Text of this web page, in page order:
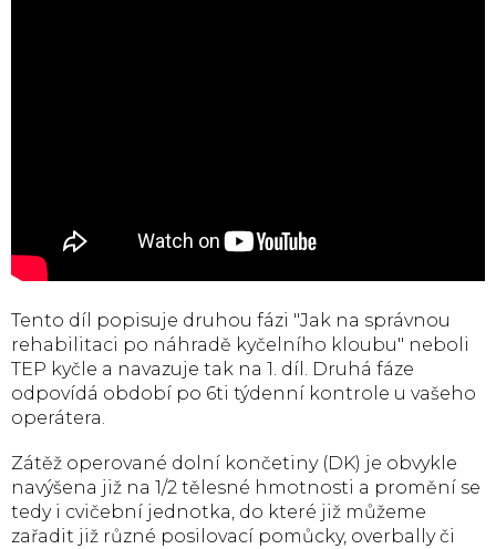
Tento díl popisuje druhou fázi "Jak na správnou
rehabilitaci po náhradě kyčelního kloubu" neboli
TEP kyčle a navazuje tak na 1. díl. Druhá fáze
odpovídá období po 6ti týdenní kontrole u vašeho
operátera.
Zátěž operované dolní končetiny (DK) je obvykle
navýšena již na 1/2 tělesné hmotnosti a promění se
tedy i cvičební jednotka, do které již můžeme
zařadit již různé posilovací pomůcky, overbally či